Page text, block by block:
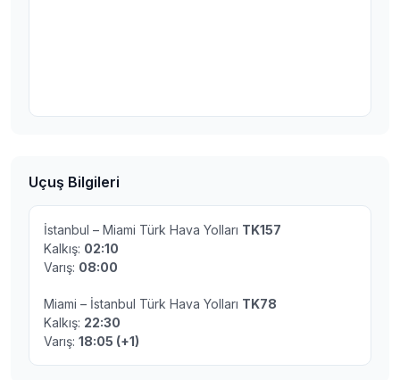
Uçuş Bilgileri
İstanbul – Miami Türk Hava Yolları TK157
Kalkış: 02:10
Varış: 08:00
Miami – İstanbul Türk Hava Yolları TK78
Kalkış: 22:30
Varış: 18:05 (+1)